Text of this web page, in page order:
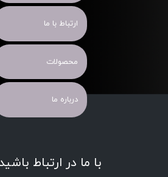
ارتباط با ما
محصولات
درباره ما
با ما در ارتباط